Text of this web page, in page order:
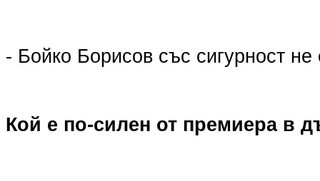
- Бойко Борисов със сигурност
Кой е по-силен от премиера в